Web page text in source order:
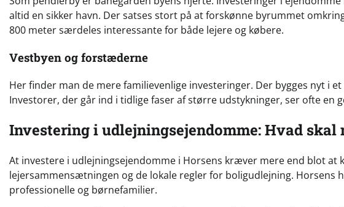
altid en sikker havn. Der satses stort på at forskønne byrummet
800 meter særdeles interessante for både lejere og købere.
Vestbyen og forstæderne
Her finder man de mere familievenlige investeringer. Der bygges nyt i
Investorer, der går ind i tidlige faser af større udstykninger, ser ofte en
Investering i udlejningsejendomme: Hvad
At investere i udlejningsejendomme i Horsens kræver mere end blot at
lejersammensætningen og de lokale regler for boligudlejning. Horsens
professionelle og børnefamilier.